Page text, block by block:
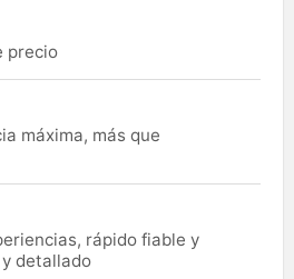
precio
máxima, más que
rápido fiable y
detallado